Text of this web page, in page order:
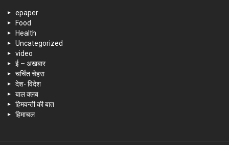
epaper
Food
Health
Uncategorized
video
ई – अखबार
चर्चित चेहरा
देश- विदेश
बाल क्लब
हिमवन्ती की बात
हिमाचल